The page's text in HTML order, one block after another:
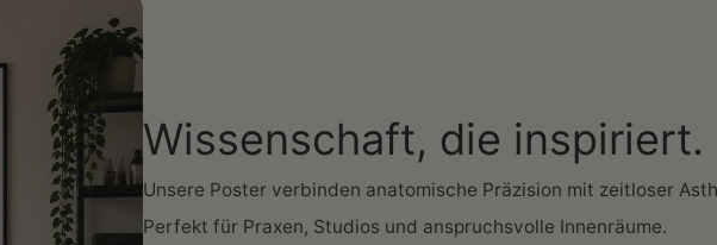
Wissenschaft, die inspiriert.
Unsere Poster verbinden anatomische Präzision mit zeitloser
Perfekt für Praxen, Studios und anspruchsvolle Innenräume.